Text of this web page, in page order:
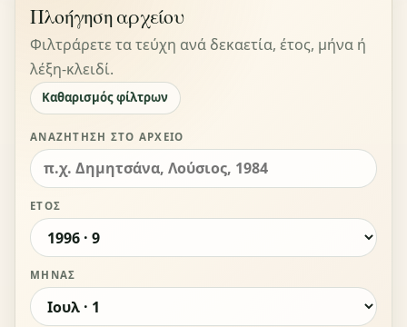
Πλοήγηση αρχείου
Φιλτράρετε τα τεύχη ανά δεκαετία, έτος, μήνα ή
λέξη-κλειδί.
Καθαρισμός φίλτρων
ΑΝΑΖΉΤΗΣΗ ΣΤΟ ΑΡΧΕΊΟ
ΈΤΟΣ
ΜΉΝΑΣ